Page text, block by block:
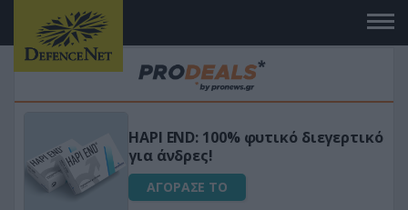
Μεταμόρφωσε τον κήπο σου με το
Ultra Box Μίνι Αλυσοπρίονο με
μπαταρία λιθίου
ΑΓΟΡΑΣΕ ΤΟ